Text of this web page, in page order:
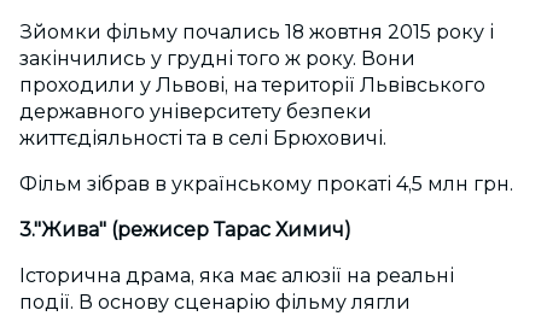
Зйомки фільму почались 18 жовтня 2015 року і
закінчились у грудні того ж року. Вони
проходили у Львові, на території Львівського
державного університету безпеки
життєдіяльності та в селі Брюховичі.
Фільм зібрав в українському прокаті 4,5 млн грн.
3."Жива" (режисер Тарас Химич)
Історична драма, яка має алюзії на реальні
події. В основу сценарію фільму лягли